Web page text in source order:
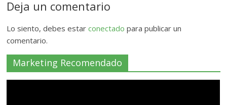
Deja un comentario
Lo siento, debes estarconectado para publicar un
comentario.
Marketing Recomendado